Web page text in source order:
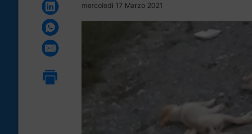
mercoledì 17 Marzo 2021